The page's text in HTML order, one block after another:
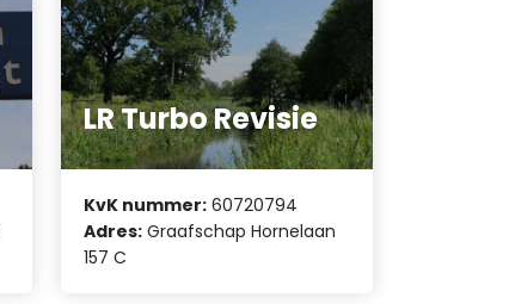
LR Turbo Revisie
KvK nummer: 60720794
Adres: Graafschap Hornelaan
157 C